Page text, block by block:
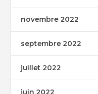
novembre 2022
septembre 2022
juillet 2022
juin 2022